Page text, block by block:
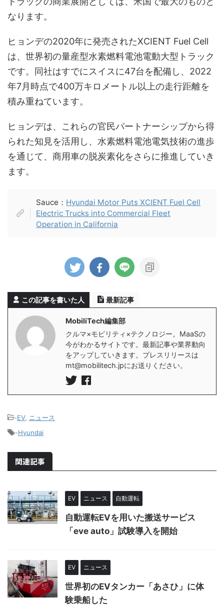
なります。
ヒョンデの2020年に発売されたXCIENT Fuel Cell
は、世界初の量産型水素燃料電池電動大型トラック
です。同社はすでにスイスに47台を配備し、2022
年7月時点で400万キロメートル以上の走行距離を
積み重ねています。
ヒョンデは、これらの官民パートナーシップから得
られた知見を活用し、水素燃料電池電気技術の進歩
を通じて、商用車の脱炭素化をさらに推進していき
ます。
Sauce： Hyundai Motor Puts XCIENT Fuel Cell
Electric Trucks into Commercial Fleet
Operation in California
この記事を書いた人 最新記事
MobiliTech編集部
クルマ×モビリティ×テクノロジー。MaaSの
今がわかるサイトです。最新記事や業界動向
をアップしていきます。プレスリリースは
mt@mobilitech.jpにお送りください。
-EV, ニュース
-Hyundai
関連記事
EV ニュース 自動運転
自動運転EVを用いた搬送サービス
「eve auto」試験導入を開始
EV ニュース
世界初のEVタンカー「あさひ」に体
験乗船した